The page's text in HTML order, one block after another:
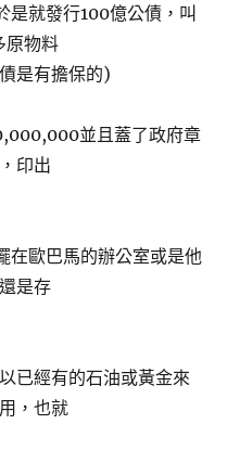
是就發行100億公債，叫
原物料
是有擔保的)
並且蓋了政府章
印出
在歐巴馬的辦公室或是他
是存
已經有的石油或黃金來
，也就